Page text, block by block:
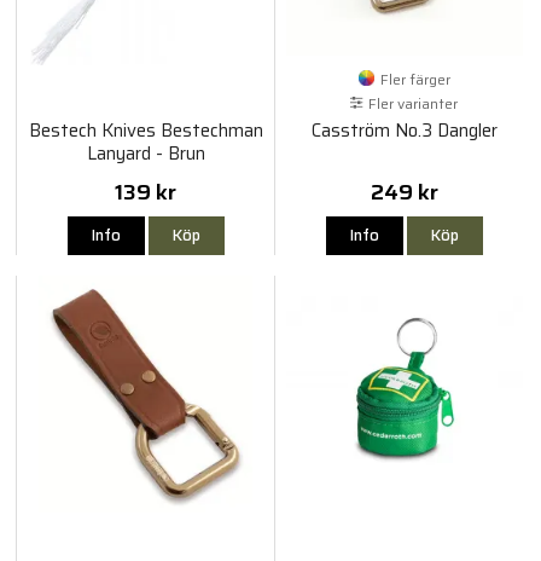
Bestech Knives Bestechman
Lanyard - Brun
139 kr
Info Köp
Fler färger
Fler varianter
Casström No.3 Dangler
249 kr
Info Köp